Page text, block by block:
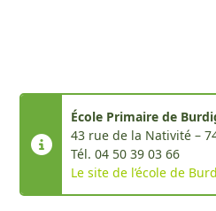
École Primaire de
43 rue de la Nativité –
Tél. 04 50 39 03 66
Le site de l’école de